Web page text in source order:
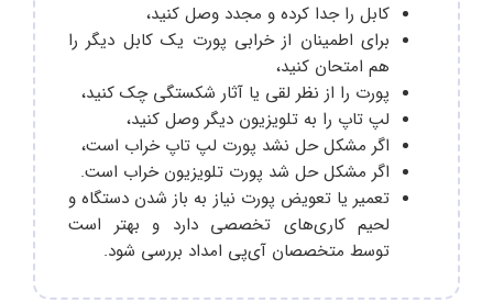
کابل را جدا کرده و مجدد وصل کنید،
برای اطمینان‌ از خرابی پورت یک کابل دیگر را
هم امتحان کنید،
پورت را از نظر لقی یا آثار شکستگی چک کنید،
لپ تاپ را به تلویزیون دیگر وصل کنید،
اگر مشکل حل نشد پورت لپ تاپ خراب است،
اگر مشکل حل شد پورت تلویزیون خراب است.
تعمیر یا تعویض پورت نیاز به باز شدن دستگاه و
لحیم کاری‌های تخصصی دارد و بهتر است
توسط متخصصان آی‌پی امداد بررسی شود.